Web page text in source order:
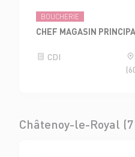
BOUCHERIE
CHEF MAGASIN
CDI
Châtenoy-le-Royal